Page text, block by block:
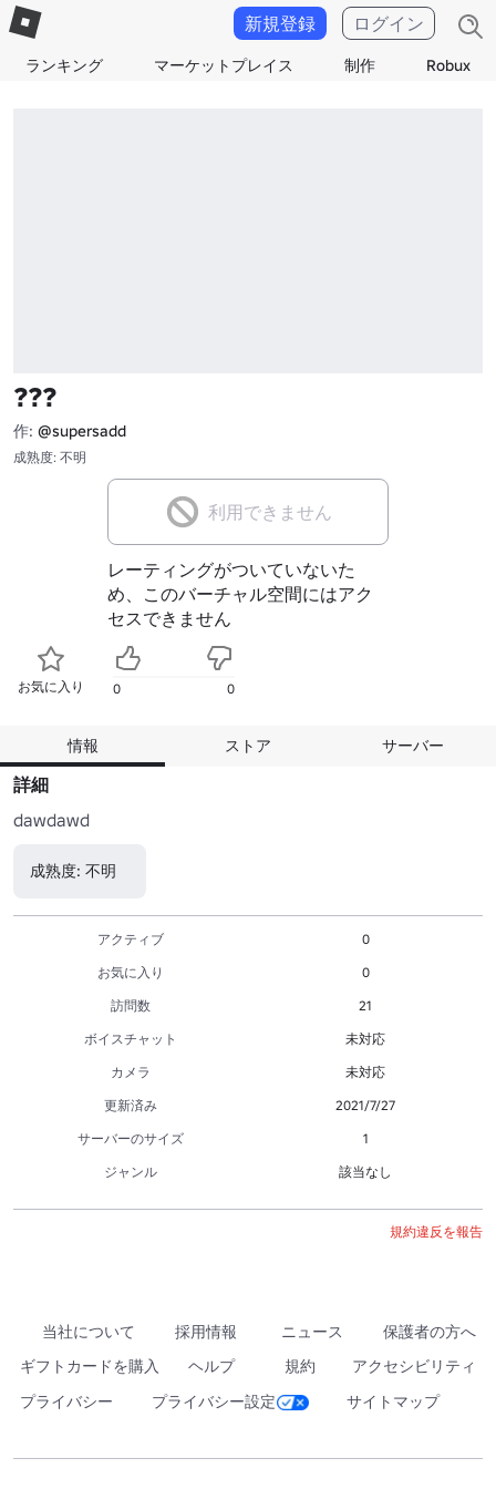
ランキング マーケットプレイス 制作 Robux
新規登録 ログイン
???
作: @supersadd
成熟度: 不明
利用できません
レーティングがついていないた
め、このバーチャル空間にはアク
セスできません
お気に入り 0 0
情報 ストア サーバー
詳細
dawdawd
成熟度: 不明
アクティブ
0
お気に入り
0
訪問数
21
ボイスチャット
未対応
カメラ
未対応
更新済み
2021/7/27
サーバーのサイズ
1
ジャンル
該当なし
規約違反を報告
当社について 採用情報 ニュース
保護者の方へ
ギフトカードを購入
ヘルプ 規約
アクセシビリティ
プライバシー
プライバシー設定 サイトマップ